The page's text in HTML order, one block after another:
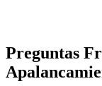
Preguntas